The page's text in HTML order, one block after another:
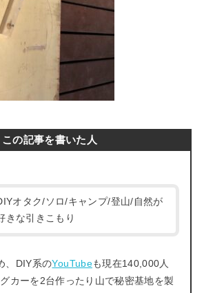
この記事を書いた人
オタク/ソロ/キャンプ/登山/自然が
きな引きこもり
、DIY系のYouTubeも現在140,000人
カーを2台作ったり山で秘密基地を製